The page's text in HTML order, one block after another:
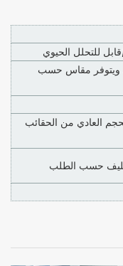
للتحلل الحيوي
40 × 54 سم، ويتوفر مقاس حسب
الحجم العادي من الحقائب